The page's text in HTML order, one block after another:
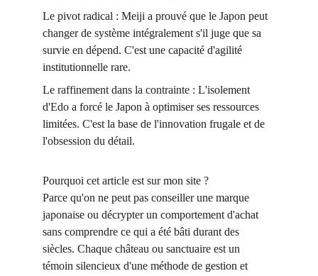
Le pivot radical : Meiji a prouvé que le Japon peut
changer de système intégralement s'il juge que sa
survie en dépend. C'est une capacité d'agilité
institutionnelle rare.
Le raffinement dans la contrainte : L'isolement
d'Edo a forcé le Japon à optimiser ses ressources
limitées. C'est la base de l'innovation frugale et de
l'obsession du détail.
Pourquoi cet article est sur mon site ?
Parce qu'on ne peut pas conseiller une marque
japonaise ou décrypter un comportement d'achat
sans comprendre ce qui a été bâti durant des
siècles. Chaque château ou sanctuaire est un
témoin silencieux d'une méthode de gestion et